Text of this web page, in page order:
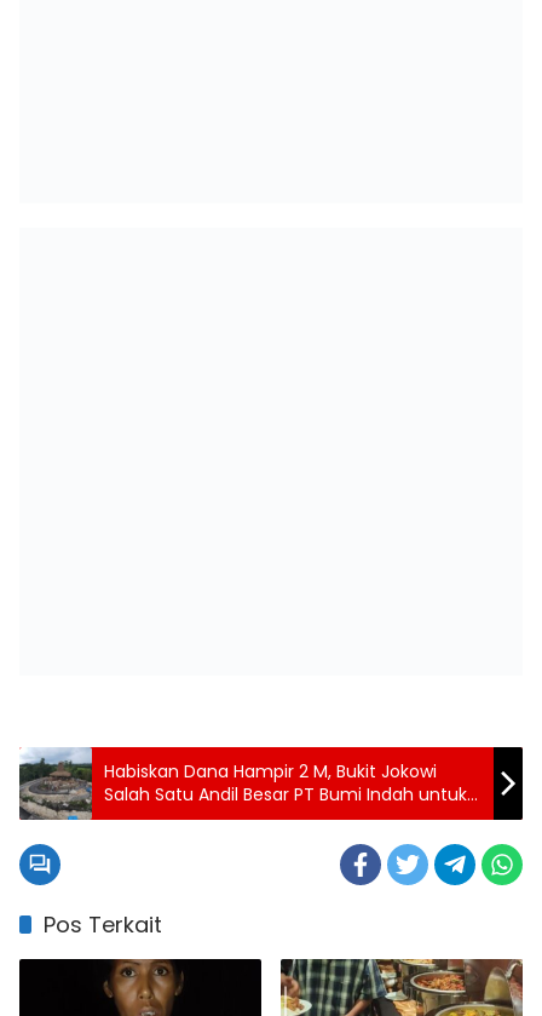
Habiskan Dana Hampir 2 M, Bukit Jokowi
Salah Satu Andil Besar PT Bumi Indah untuk
Sukseskan Kunjungan RI 1 di Tana
Pos Terkait